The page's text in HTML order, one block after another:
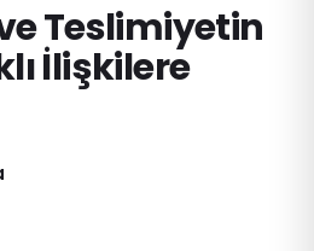
Teslimiyetin
İlişkilere